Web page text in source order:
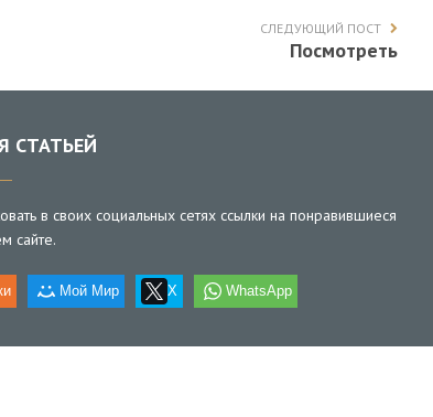
СЛЕДУЮЩИЙ ПОСТ
Посмотреть
СТАТЬЕЙ
в своих социальных сетях ссылки на понравившиеся
сайте.
Мой Мир X WhatsApp